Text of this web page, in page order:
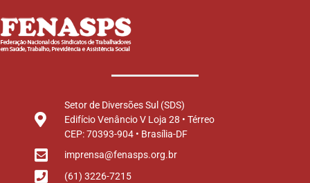
Setor de Diversões Sul (SDS)
Edifício Venâncio V Loja 28 • Térreo
CEP: 70393-904 • Brasília-DF
imprensa@fenasps.org.br
(61) 3226-7215